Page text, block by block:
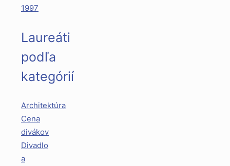
1997
Laureáti
podľa
kategórií
Architektúra
Cena
divákov
Divadlo
a